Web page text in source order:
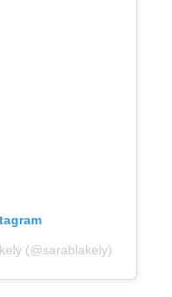
(@sarablakely)